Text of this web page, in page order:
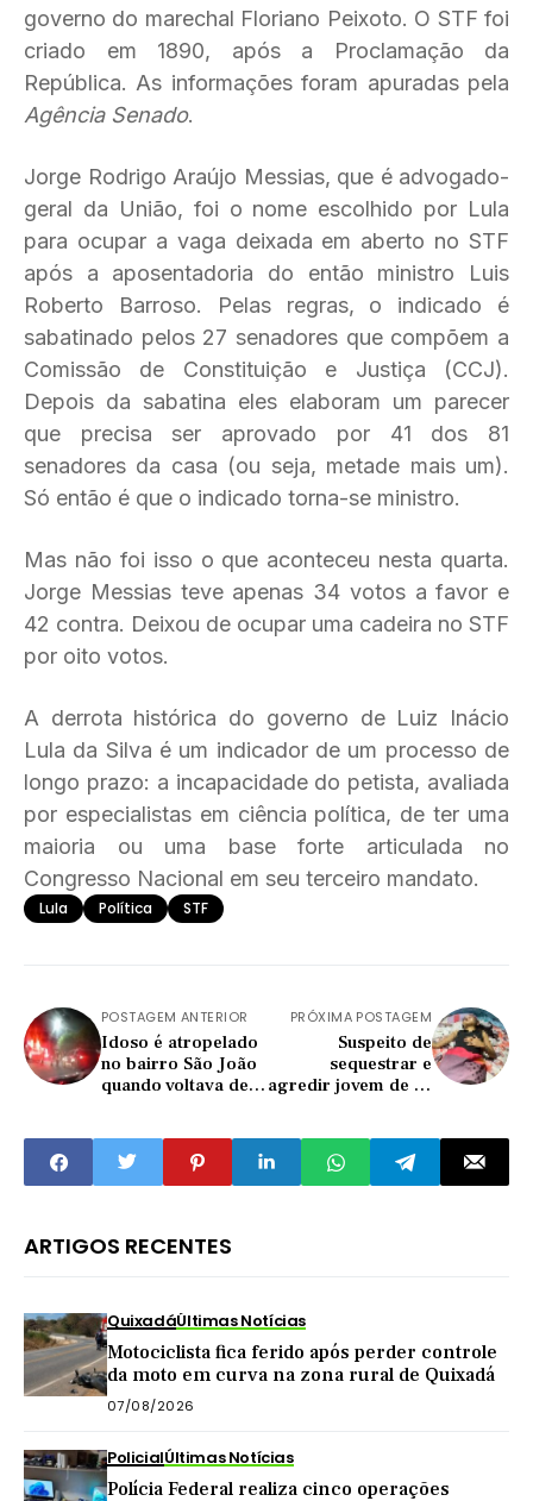
governo do marechal Floriano Peixoto. O STF foi
criado em 1890, após a Proclamação da
República. As informações foram apuradas pela
Agência Senado.
Jorge Rodrigo Araújo Messias, que é advogado-
geral da União, foi o nome escolhido por Lula
para ocupar a vaga deixada em aberto no STF
após a aposentadoria do então ministro Luis
Roberto Barroso. Pelas regras, o indicado é
sabatinado pelos 27 senadores que compõem a
Comissão de Constituição e Justiça (CCJ).
Depois da sabatina eles elaboram um parecer
que precisa ser aprovado por 41 dos 81
senadores da casa (ou seja, metade mais um).
Só então é que o indicado torna-se ministro.
Mas não foi isso o que aconteceu nesta quarta.
Jorge Messias teve apenas 34 votos a favor e
42 contra. Deixou de ocupar uma cadeira no STF
por oito votos.
A derrota histórica do governo de Luiz Inácio
Lula da Silva é um indicador de um processo de
longo prazo: a incapacidade do petista, avaliada
por especialistas em ciência política, de ter uma
maioria ou uma base forte articulada no
Congresso Nacional em seu terceiro mandato.
Lula Política STF
POSTAGEM ANTERIOR
Idoso é atropelado
no bairro São João
quando voltava de
PRÓXIMA POSTAGEM
Suspeito de
sequestrar e
agredir jovem de 17
por 'tribunal do
crime'
ARTIGOS RECENTES
QuixadáÚltimas Notícias
Motociclista fica ferido após perder controle
da moto em curva na zona rural de Quixadá
07/08/2026
PolicialÚltimas Notícias
Polícia Federal realiza cinco operações